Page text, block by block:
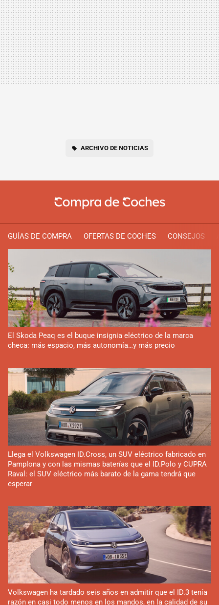
ARCHIVO DE NOTICIAS
GUÍAS DE COMPRA OFERTAS DE COCHES CONSEJOS
El Skoda Peaq es el buque insignia eléctrico de la marca
checa: más espacio, más autonomía…y más precio
Llega el Volkswagen ID.Cross, un SUV eléctrico fabricado en
Pamplona y con las mismas baterías que el ID.Polo y CUPRA
Raval: el SUV eléctrico más barato de la gama tendrá que
esperar
Volkswagen ha tardado seis años en admitir que el ID.3 tenía
razón en casi todo menos en los mandos, en la calidad de su